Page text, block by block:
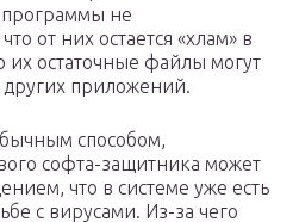
программы не
от них остается «хлам» в
их остаточные файлы могут
приложений.
способом,
софта-защитника может
что в системе уже есть
с вирусами. Из-за чего